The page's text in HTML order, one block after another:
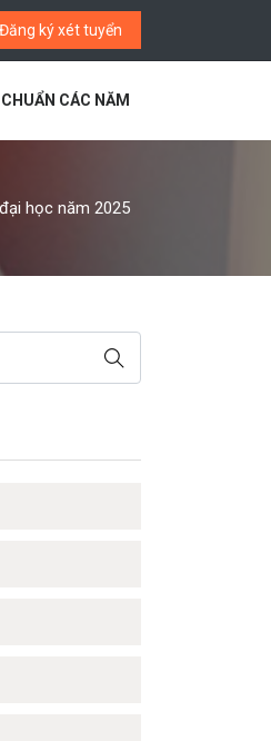
Đăng ký xét tuyển
CÁC NĂM
học năm 2025